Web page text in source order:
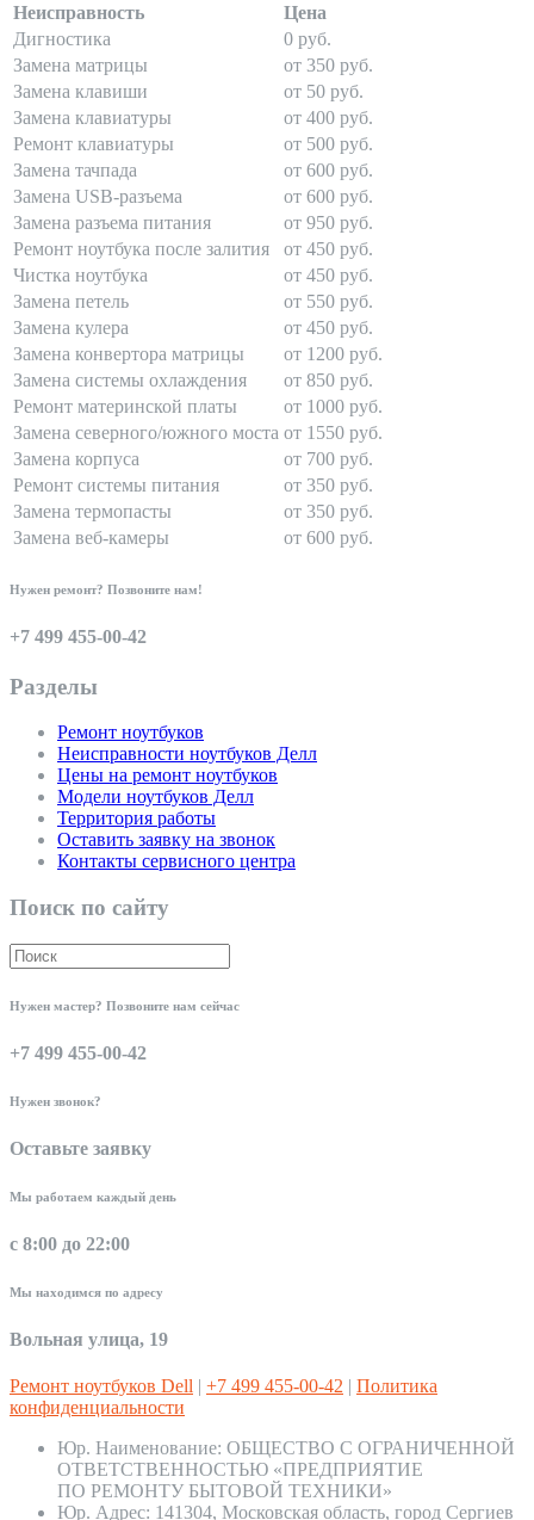
Неисправность
Цена
Дигностика
0 руб.
Замена матрицы
от 350 руб.
Замена клавиши
от 50 руб.
Замена клавиатуры
от 400 руб.
Ремонт клавиатуры
от 500 руб.
Замена тачпада
от 600 руб.
Замена USB-разъема
от 600 руб.
Замена разъема питания
от 950 руб.
Ремонт ноутбука после залития
от 450 руб.
Чистка ноутбука
от 450 руб.
Замена петель
от 550 руб.
Замена кулера
от 450 руб.
Замена конвертора матрицы
от 1200 руб.
Замена системы охлаждения
от 850 руб.
Ремонт материнской платы
от 1000 руб.
Замена северного/южного моста от 1550 руб.
Замена корпуса
от 700 руб.
Ремонт системы питания
от 350 руб.
Замена термопасты
от 350 руб.
Замена веб-камеры
от 600 руб.
Нужен ремонт? Позвоните нам!
+7 499 455-00-42
Разделы
Ремонт ноутбуков
Неисправности ноутбуков Делл
Цены на ремонт ноутбуков
Модели ноутбуков Делл
Территория работы
Оставить заявку на звонок
Контакты сервисного центра
Поиск по сайту
Нужен мастер? Позвоните нам сейчас
+7 499 455-00-42
Нужен звонок?
Оставьте заявку
Мы работаем каждый день
с 8:00 до 22:00
Мы находимся по адресу
Вольная улица, 19
Ремонт ноутбуков Dell | +7 499 455-00-42 | Политика
конфиденциальности
Юр. Наименование: ОБЩЕСТВО С ОГРАНИЧЕННОЙ
ОТВЕТСТВЕННОСТЬЮ «ПРЕДПРИЯТИЕ
ПО РЕМОНТУ БЫТОВОЙ ТЕХНИКИ»
Юр. Адрес: 141304, Московская область, город Сергиев